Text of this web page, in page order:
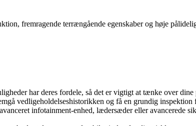
fremragende terrængående egenskaber og høje
har deres fordele, så det er vigtigt at tænke over
vedligeholdelseshistorikken og få en grundig inspektion
infotainment-enhed, lædersæder eller avancerede